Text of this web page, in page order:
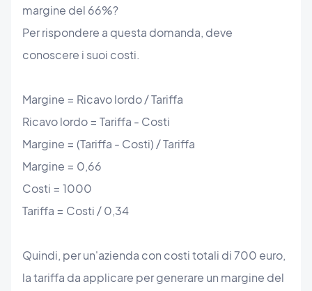
margine del 66%?
Per rispondere a questa domanda, deve
conoscere i suoi costi.
Margine = Ricavo lordo / Tariffa
Ricavo lordo = Tariffa - Costi
Margine = (Tariffa - Costi) / Tariffa
Margine = 0,66
Costi = 1000
Tariffa = Costi / 0,34
Quindi, per un'azienda con costi totali di 700 euro,
la tariffa da applicare per generare un margine del